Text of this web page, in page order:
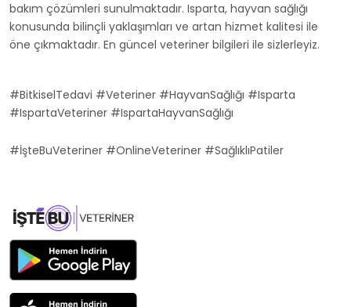
bakım çözümleri sunulmaktadır. Isparta, hayvan sağlığı
konusunda bilinçli yaklaşımları ve artan hizmet kalitesi ile
öne çıkmaktadır. En güncel veteriner bilgileri ile sizlerleyiz.
#BitkiselTedavi #Veteriner #HayvanSağlığı #Isparta
#IspartaVeteriner #IspartaHayvanSağlığı
#İşteBuVeteriner #OnlineVeteriner #SağlıklıPatiler